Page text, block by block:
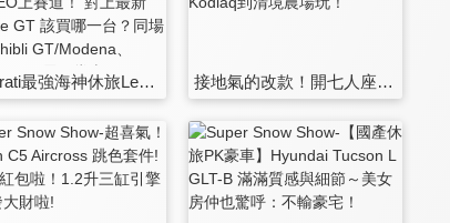
Maserati最強海神休旅Levante TROFEO上賽道！ 對上最新Levante GT 該買哪一台？同場加映 Ghibli GT/Modena、Quattroporte展間賞車 接地氣的改款！開七人座休旅 Škoda Kodiaq到清境農場玩！